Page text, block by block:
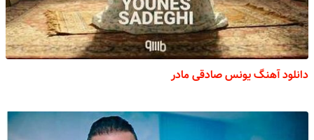
دانلود آهنگ یونس صادقی مادر